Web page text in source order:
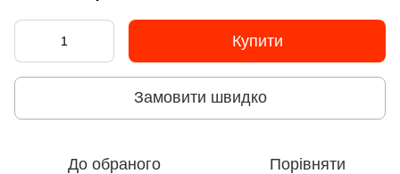
Купити
Замовити швидко
До обраного Порівняти